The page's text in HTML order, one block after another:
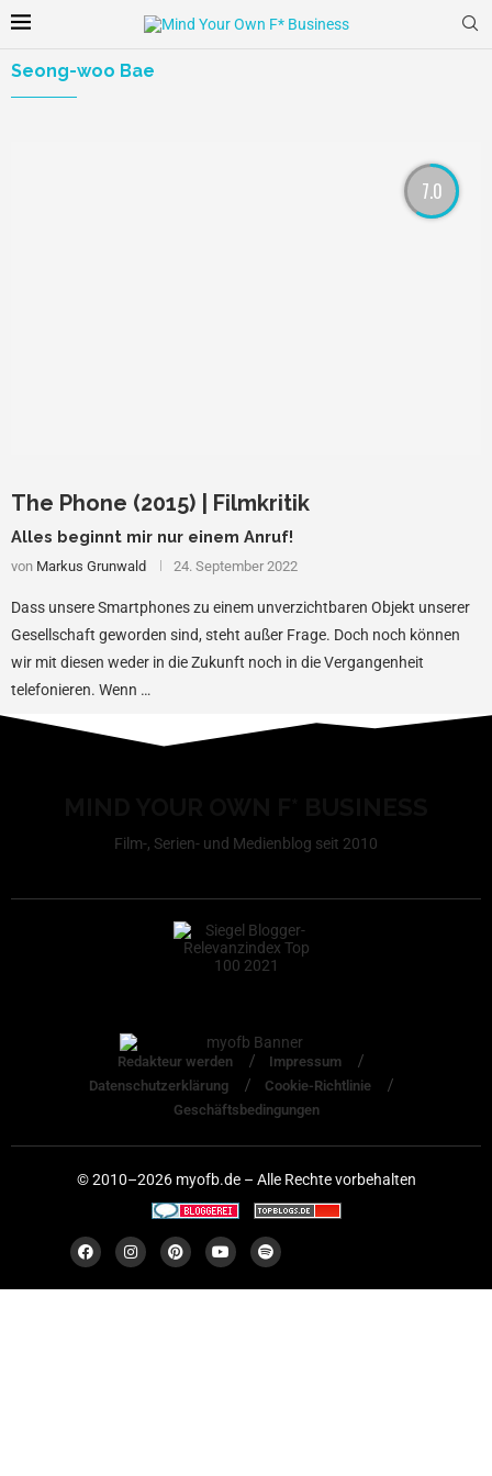
Seong-woo Bae
7.0
The Phone (2015) | Filmkritik
Alles beginnt mir nur einem Anruf!
von Markus Grunwald 24. September 2022
Dass unsere Smartphones zu einem unverzichtbaren Objekt unserer
Gesellschaft geworden sind, steht außer Frage. Doch noch können
wir mit diesen weder in die Zukunft noch in die Vergangenheit
telefonieren. Wenn …
Film-, Serien- und Medienblog seit 2010
Redakteur werden
Impressum
Datenschutzerklärung
Cookie-Richtlinie
Geschäftsbedingungen
© 2010–2026 myofb.de – Alle Rechte vorbehalten